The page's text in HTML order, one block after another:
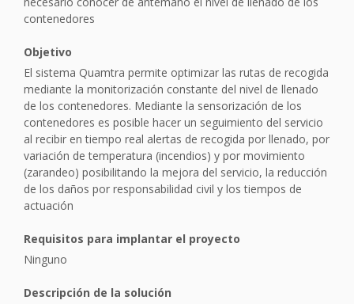
contenedores
Objetivo
El sistema Quamtra permite optimizar las rutas de recogida
mediante la monitorización constante del nivel de llenado
de los contenedores. Mediante la sensorización de los
contenedores es posible hacer un seguimiento del servicio
al recibir en tiempo real alertas de recogida por llenado, por
variación de temperatura (incendios) y por movimiento
(zarandeo) posibilitando la mejora del servicio, la reducción
de los daños por responsabilidad civil y los tiempos de
actuación
Requisitos para implantar el proyecto
Ninguno
Descripción de la solución